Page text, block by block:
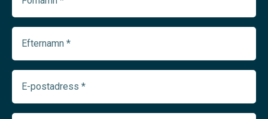
(Required)
(Required)
postadress
(Required)